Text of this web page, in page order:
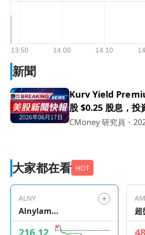
新聞
Kurv Yield
股 $0.25 股息，投
CMoney 研究員 ・
大家都在看 HOT
ALNY
Alnylam
Pharmaceuticals
216.12
超